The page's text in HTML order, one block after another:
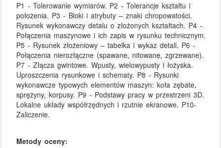
P1 - Tolerowanie wymiarów. P2 - Tolerancje kształtu i
położenia. P3 - Bloki i atrybuty – znaki chropowatości.
Rysunek wykonawczy detalu o złożonych kształtach. P4 -
Połączenia maszynowe i ich zapis w rysunku technicznym.
P5 - Rysunek złożeniowy – tabelka i wykaz detali. P6 -
Połączenia nierozłączne (spawane, nitowane, zgrzewane).
P7 - Złącza gwintowe. Wpusty, wielowypusty i łożyska.
Uproszczenia rysunkowe i schematy. P8 - Rysunki
wykonawcze typowych elementów maszyn: koła zębate,
sprężyny, korpusy. P9 - Podstawy pracy w przestrzeni 3D.
Lokalne układy współrzędnych i rzutnie ekranowe. P10-
Zaliczenie.
Metody oceny: